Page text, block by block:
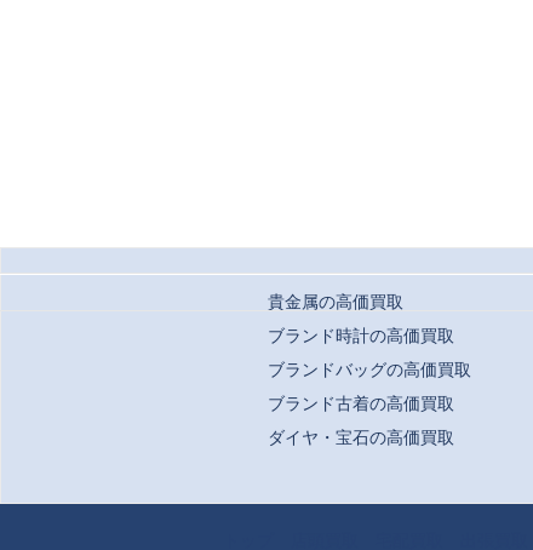
貴金属の高価買取
ブランド時計の高価買取
ブランドバッグの高価買取
ブランド古着の高価買取
ダイヤ・宝石の高価買取